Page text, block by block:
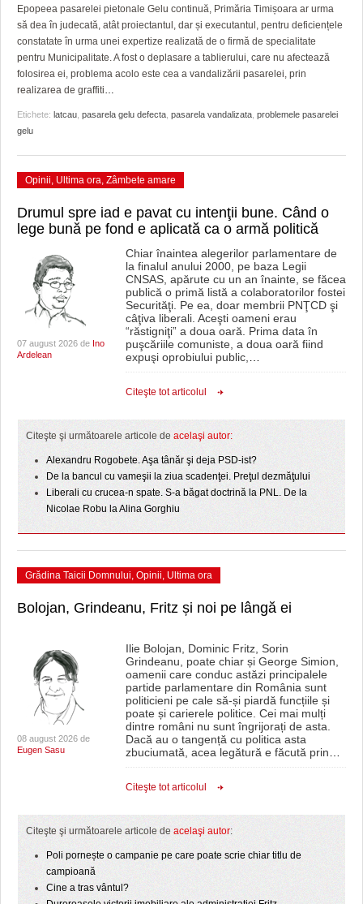
GRĂDINA TAICII DOMNULUI
ZIARISTU’ DE TERASĂ
CU OIŞTEA-N KIERKEGAARD
CRONICĂ DE FILM
UNDE MERGEM
FILME DOCUMENTARE
ACCIDENTE
ANUNŢURI
INFO SI UTILE
JUSTITIE
CLIPURI VIDEO
JOCURI ONLINE
DIVERSE
FARMACII DIN TIMIŞOARA
HARTA TIMIŞOAREI
PRIMĂRIILE DIN TIMIŞ
SFATUL MEDICULUI
SFATURI JURIDICE
Epopeea pasarelei pietonale Gelu continuă, Primăria Timișoara ar urma
să dea în judecată, atât proiectantul, dar și executantul, pentru deficiențele
constatate în urma unei expertize realizată de o firmă de specialitate
pentru Municipalitate. A fost o deplasare a tablierului, care nu afectează
folosirea ei, problema acolo este cea a vandalizării pasarelei, prin
realizarea de graffiti…
Etichete: latcau pasarela gelu defecta pasarela vandalizata problemele pasarelei
gelu
Opinii, Ultima ora, Zâmbete amare
Drumul spre iad e pavat cu intenţii bune. Când o
lege bună pe fond e aplicată ca o armă politică
07 august 2026 de Ino
Ardelean
Chiar înaintea alegerilor parlamentare de
la finalul anului 2000, pe baza Legii
CNSAS, apărute cu un an înainte, se făcea
publică o primă listă a colaboratorilor fostei
Securităţi. Pe ea, doar membrii PNŢCD şi
câţiva liberali. Aceşti oameni erau
“răstigniţi” a doua oară. Prima data în
puşcăriile comuniste, a doua oară fiind
expuşi oprobiului public,…
Citeşte tot articolul
Citeşte şi următoarele articole de acelaşi autor:
Alexandru Rogobete. Aşa tânăr şi deja PSD-ist?
De la bancul cu vameşii la ziua scadenţei. Preţul dezmăţului
Liberali cu crucea-n spate. S-a băgat doctrină la PNL. De la
Nicolae Robu la Alina Gorghiu
Grădina Taicii Domnului, Opinii, Ultima ora
Bolojan, Grindeanu, Fritz și noi pe lângă ei
08 august 2026 de
Eugen Sasu
Ilie Bolojan, Dominic Fritz, Sorin
Grindeanu, poate chiar și George Simion,
oamenii care conduc astăzi principalele
partide parlamentare din România sunt
politicieni pe cale să-și piardă funcțiile și
poate și carierele politice. Cei mai mulți
dintre români nu sunt îngrijorați de asta.
Dacă au o tangență cu politica asta
zbuciumată, acea legătură e făcută prin…
Citeşte tot articolul
Citeşte şi următoarele articole de acelaşi autor:
Poli pornește o campanie pe care poate scrie chiar titlu de
campioană
Cine a tras vântul?